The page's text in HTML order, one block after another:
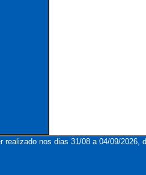
nos dias 31/08 a 04/09/